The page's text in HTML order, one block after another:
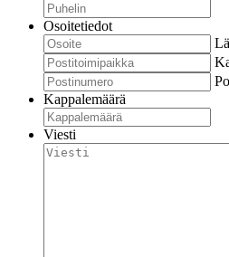
Osoitetiedot
Kappalemäärä
Viesti